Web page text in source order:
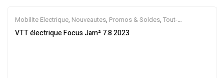
Mobilite Electrique, Nouveautes, Promos & Soldes, Tout-
Suspendus,Vélo électrique ville,Velos Electriques
VTT électrique Focus Jam² 7.8 2023